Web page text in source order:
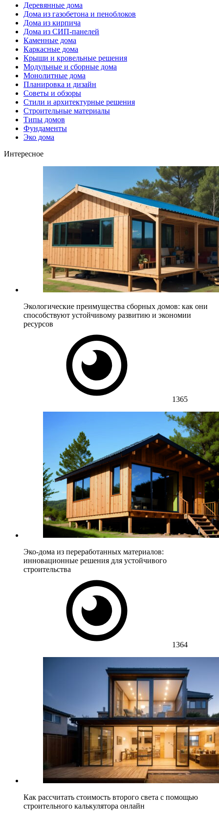
Деревянные дома
Дома из газобетона и пеноблоков
Дома из кирпича
Дома из СИП-панелей
Каменные дома
Каркасные дома
Крыши и кровельные решения
Модульные и сборные дома
Монолитные дома
Планировка и дизайн
Советы и обзоры
Стили и архитектурные решения
Строительные материалы
Типы домов
Фундаменты
Эко дома
Интересное
Экологические преимущества сборных домов: как они
способствуют устойчивому развитию и экономии
ресурсов
1365
Эко-дома из переработанных материалов:
инновационные решения для устойчивого
строительства
1364
Как рассчитать стоимость второго света с помощью
строительного калькулятора онлайн